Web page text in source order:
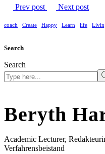
Prev post Next post
coach Create Happy Learn life
Search
Search
Beryth
Academic Lecturer,
Verfahrensbeistand